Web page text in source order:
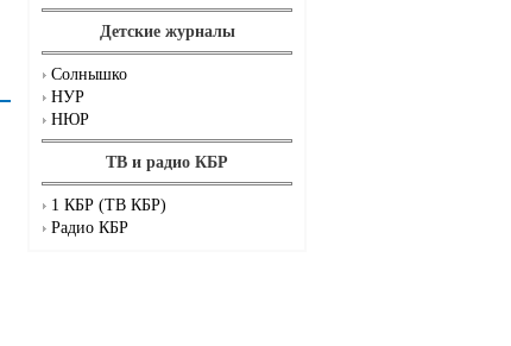
Детские журналы
Солнышко
НУР
НЮР
ТВ и радио КБР
1 КБР (ТВ КБР)
Радио КБР